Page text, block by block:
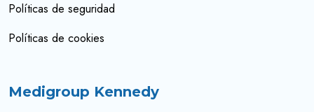
Políticas de seguridad
Políticas de cookies
Medigroup Kennedy